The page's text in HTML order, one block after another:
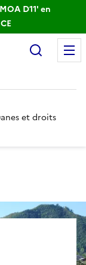
D11' en
et droits